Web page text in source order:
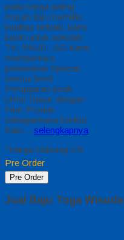
Jual Toga Wisuda
Anak Lampung Barat
Hubungi 0812-2282-
1060 Jual Toga
Wisuda Anak
Lampung Barat
Lampung – Temukan
Paket Promosi toga
wisuda anak komplet
pada harga paling
murah dan memiliki
kualitas terbaik, kami
kasih untuk sekolah
memberinya
penawaran Special
semua level
Pengajaran Anak
Fitur Produk